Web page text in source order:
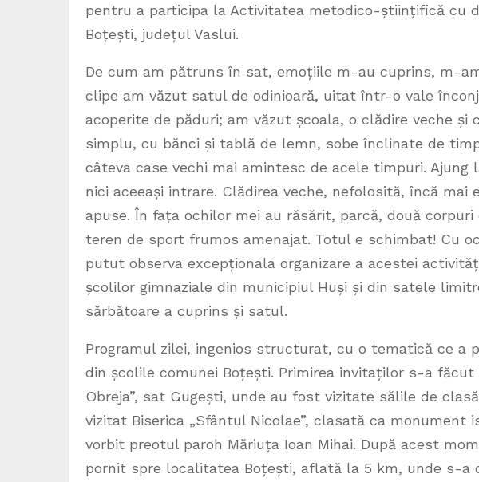
pentru a participa la Activitatea metodico-științifică cu
Boțești, județul Vaslui.
De cum am pătruns în sat, emoțiile m-au cuprins, m-
clipe am văzut satul de odinioară, uitat într-o vale
acoperite de păduri; am văzut școala, o clădire veche și
simplu, cu bănci și tablă de lemn, sobe înclinate de
câteva case vechi mai amintesc de acele timpuri. Ajung
nici aceeași intrare. Clădirea veche, nefolosită, încă
apuse. În fața ochilor mei au răsărit, parcă, două
teren de sport frumos amenajat. Totul e schimbat! Cu
putut observa excepționala organizare a acestei
școlilor gimnaziale din municipiul Huși și din satele
sărbătoare a cuprins și satul.
Programul zilei, ingenios structurat, cu o tematică ce a
din școlile comunei Boțești. Primirea invitaților s-a făcut
Obreja”, sat Gugești, unde au fost vizitate sălile de
vizitat Biserica „Sfântul Nicolae”, clasată ca monument
vorbit preotul paroh Măriuța Ioan Mihai. După acest
pornit spre localitatea Boțești, aflată la 5 km, unde s-a